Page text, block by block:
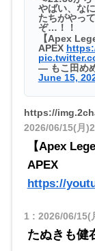
やばい、な
たちがやっ
ぞ…！！
【Apex
APEX
— もこ田め
June 15,
https://
2026/06/15(月
【Apex
APEX
https://
1 : 2026/06/15(
たぬきも健